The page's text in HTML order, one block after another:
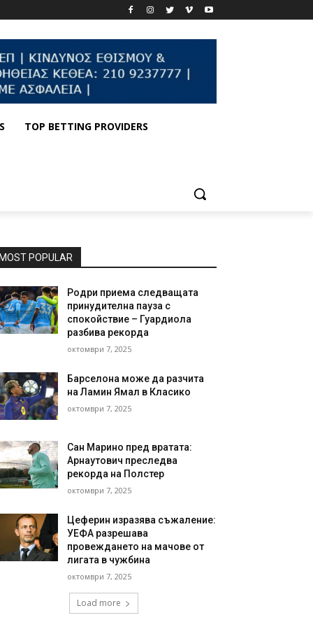
TOP BETTING PROVIDERS
MOST POPULAR
Родри приема следващата
принудителна пауза с
спокойствие – Гуардиола
разбива рекорда
октомври 7, 2025
Барселона може да разчита
на Ламин Ямал в Класико
октомври 7, 2025
Сан Марино пред вратата:
Арнаутович преследва
рекорда на Полстер
октомври 7, 2025
Цеферин изразява съжаление:
УЕФА разрешава
провеждането на мачове от
лигата в чужбина
октомври 7, 2025
Load more